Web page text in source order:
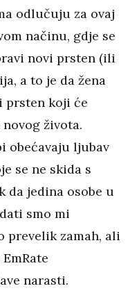
odlučuju za ovaj
načinu, gdje se
novi prsten (ili
a to je da žena
prsten koji će
života.
obećavaju ljubav
se ne skida s
da jedina osobe u
smo mi
prevelik zamah, ali
narasti.